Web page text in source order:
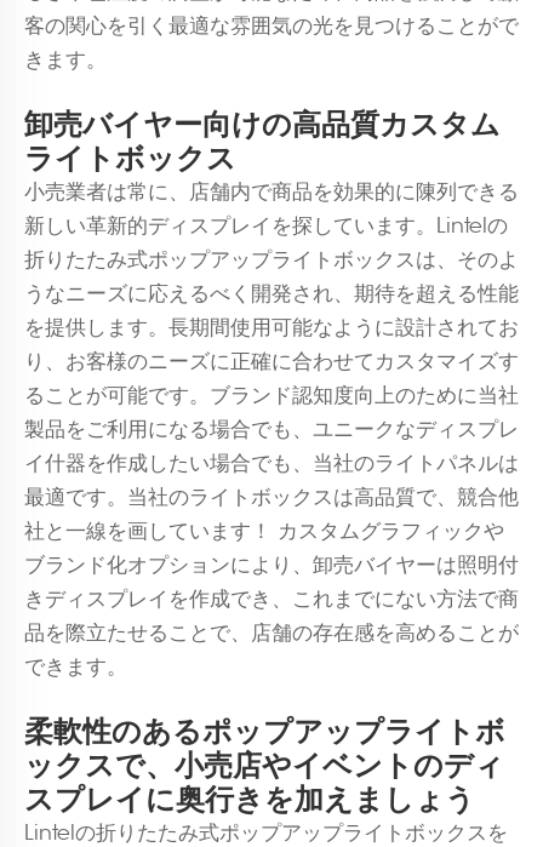
客の関心を引く最適な雰囲気の光を見つけることがで
きます。
卸売バイヤー向けの高品質カスタム
ライトボックス
小売業者は常に、店舗内で商品を効果的に陳列できる
新しい革新的ディスプレイを探しています。Lintelの
折りたたみ式ポップアップライトボックスは、そのよ
うなニーズに応えるべく開発され、期待を超える性能
を提供します。長期間使用可能なように設計されてお
り、お客様のニーズに正確に合わせてカスタマイズす
ることが可能です。ブランド認知度向上のために当社
製品をご利用になる場合でも、ユニークなディスプレ
イ什器を作成したい場合でも、当社のライトパネルは
最適です。当社のライトボックスは高品質で、競合他
社と一線を画しています！ カスタムグラフィックや
ブランド化オプションにより、卸売バイヤーは照明付
きディスプレイを作成でき、これまでにない方法で商
品を際立たせることで、店舗の存在感を高めることが
できます。
柔軟性のあるポップアップライトボ
ックスで、小売店やイベントのディ
スプレイに奥行きを加えましょう
Lintelの折りたたみ式ポップアップライトボックスを